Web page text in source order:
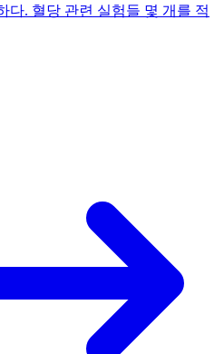
다. 혈당 관련 실험들 몇 개를 적